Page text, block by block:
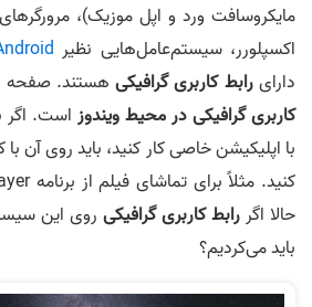
مایکروسافت ورد و اپل موزیک)،
اکسپلورر، سیستم‌عامل‌هایی نظیر Windows ،
دارایرابط کاربری گرافیکیهستند. صفحه
کاربری گرافیکی در محیط ویندوز است. اگر
با اپلیکیشن خاصی کار کنید، باید روی آن
حالا اگر رابط کاربری گرافیکی روی این
باید می‌کردیم؟